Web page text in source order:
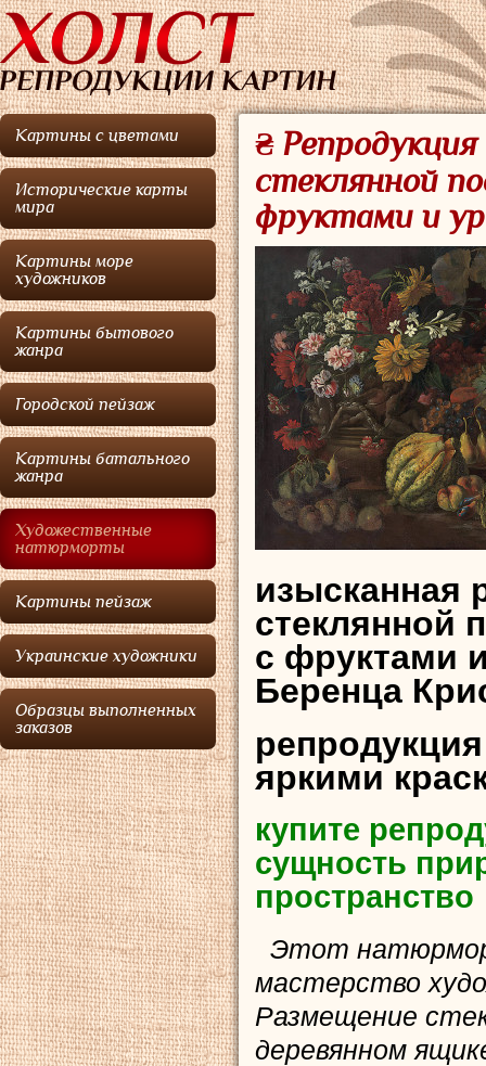
Картины с цветами
Исторические карты
мира
Картины море
художников
Картины бытового
жанра
Городской пейзаж
Картины батального
жанра
Художественные
натюрморты
Картины пейзаж
Украинские художники
Образцы выполненных
заказов
₴
стеклянной
фруктами и
изысканная
стеклянной
с фруктами
Беренца
яркими
купите
сущность
пространство
Этот
мастерство
Размещение
деревянном